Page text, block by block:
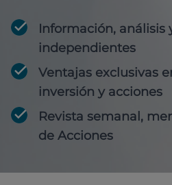
Información, análisis
independientes
Ventajas exclusivas
inversión y acciones
Revista semanal,
de Acciones